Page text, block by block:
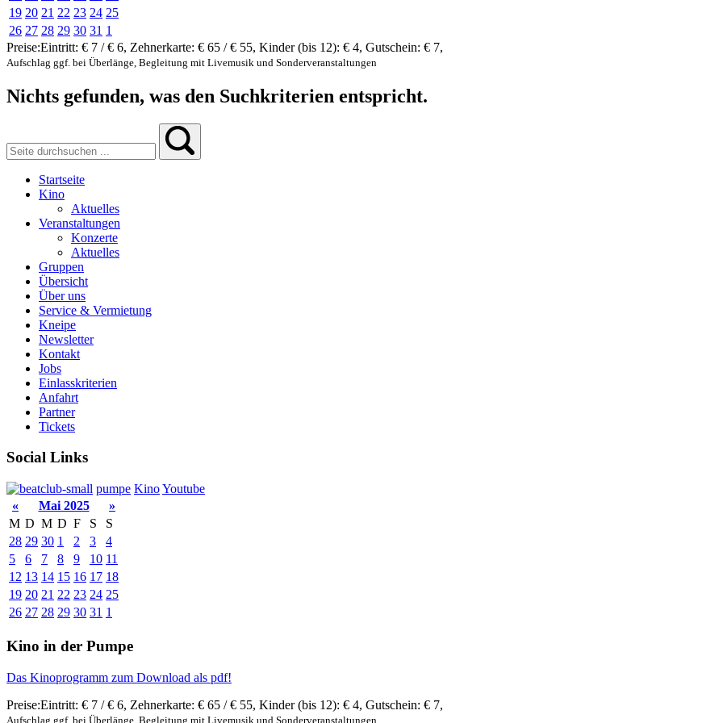
19 20 21 22 23 24 25
26 27 28 29 30 31 1
Preise:Eintritt: € 7 / € 6, Zehnerkarte: € 65 / € 55, Kinder (bis 12): € 4, Gutschein: € 7,
Aufschlag ggf. bei Überlänge, Begleitung mit Livemusik und Sonderveranstaltungen
Nichts gefunden, was den Suchkriterien entspricht.
Startseite
Kino
Aktuelles
Veranstaltungen
Konzerte
Aktuelles
Gruppen
Übersicht
Über uns
Service & Vermietung
Kneipe
Newsletter
Kontakt
Jobs
Einlasskriterien
Anfahrt
Partner
Tickets
Social Links
pumpe KinoYoutube
«
Mai 2025
»
M D M D F S
S
28 29 30 1 2 3
4
5
6 7 8 9 10 11
12 13 14 15 16 17 18
19 20 21 22 23 24 25
26 27 28 29 30 31 1
Kino in der Pumpe
Das Kinoprogramm zum Download als pdf!
Preise:Eintritt: € 7 / € 6, Zehnerkarte: € 65 / € 55, Kinder (bis 12): € 4, Gutschein: € 7,
Aufschlag ggf. bei Überlänge, Begleitung mit Livemusik und Sonderveranstaltungen